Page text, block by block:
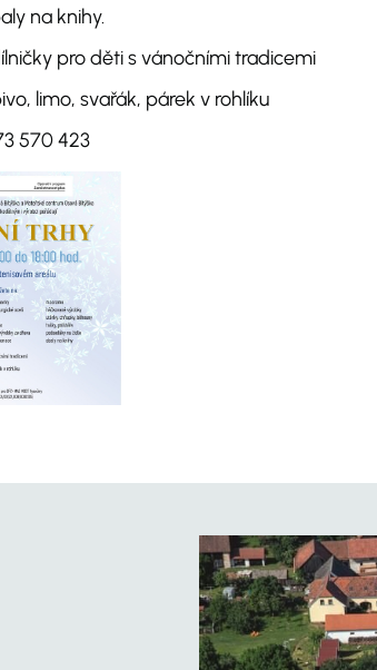
na knihy.
pro děti s vánočními tradicemi
limo, svařák, párek v rohlíku
570 423